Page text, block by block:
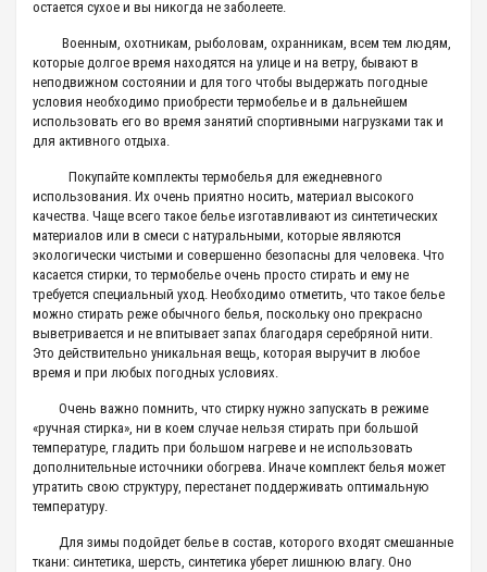
остается сухое и вы никогда не заболеете.
Военным, охотникам, рыболовам, охранникам, всем тем людям,
которые долгое время находятся на улице и на ветру, бывают в
неподвижном состоянии и для того чтобы выдержать погодные
условия необходимо приобрести термобелье и в дальнейшем
использовать его во время занятий спортивными нагрузками так и
для активного отдыха.
Покупайте комплекты термобелья для ежедневного
использования. Их очень приятно носить, материал высокого
качества. Чаще всего такое белье изготавливают из синтетических
материалов или в смеси с натуральными, которые являются
экологически чистыми и совершенно безопасны для человека. Что
касается стирки, то термобелье очень просто стирать и ему не
требуется специальный уход. Необходимо отметить, что такое белье
можно стирать реже обычного белья, поскольку оно прекрасно
выветривается и не впитывает запах благодаря серебряной нити.
Это действительно уникальная вещь, которая выручит в любое
время и при любых погодных условиях.
Очень важно помнить, что стирку нужно запускать в режиме
«ручная стирка», ни в коем случае нельзя стирать при большой
температуре, гладить при большом нагреве и не использовать
дополнительные источники обогрева. Иначе комплект белья может
утратить свою структуру, перестанет поддерживать оптимальную
температуру.
Для зимы подойдет белье в состав, которого входят смешанные
ткани: синтетика, шерсть, синтетика уберет лишнюю влагу. Оно